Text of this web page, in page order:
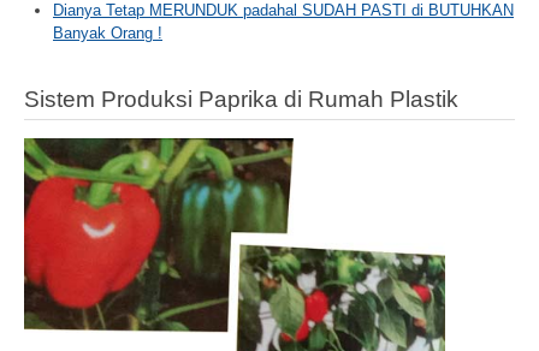
Dianya Tetap MERUNDUK padahal SUDAH PASTI di BUTUHKAN
Banyak Orang !
Sistem Produksi Paprika di Rumah Plastik